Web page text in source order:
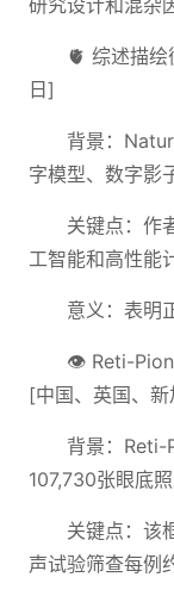
研究设计和混杂
🫀 综述描
日]
背景：
字模型、数字影
关键点：作
工智能和高性能
意义：表明
👁️ Reti-
[中国、英国、
背景：Reti-
107,730张眼底
关键点：该
声试验筛查每例